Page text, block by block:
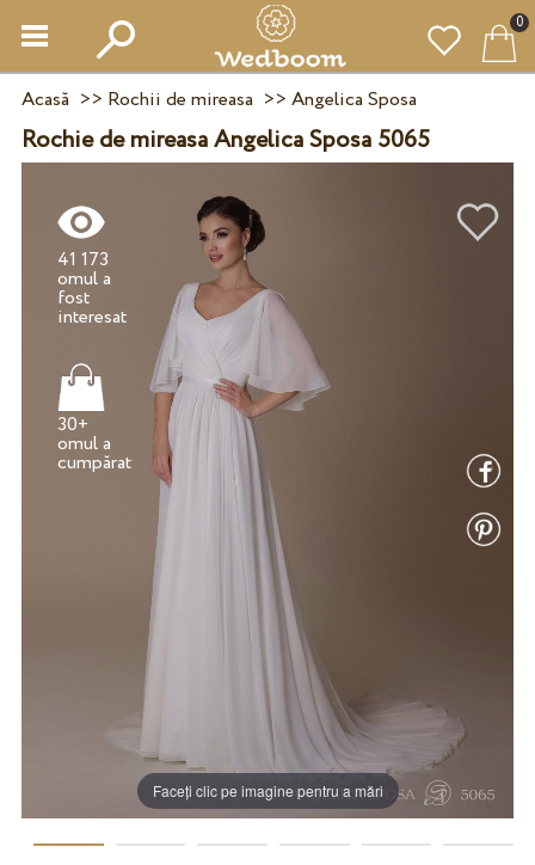
0
Acasă >> Rochii de mireasa >> Angelica Sposa
Rochie de mireasa Angelica Sposa 5065
Faceți clic pe imagine pentru a mări
41 173
omul a
fost
30+
omul a